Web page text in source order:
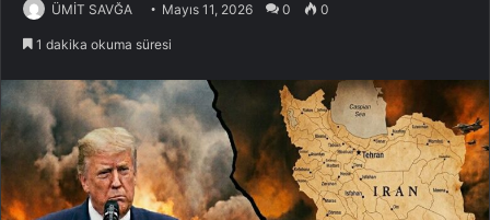
ÜMİT SAVĞA Mayıs 11, 2026 0 0
1 dakika okuma süresi